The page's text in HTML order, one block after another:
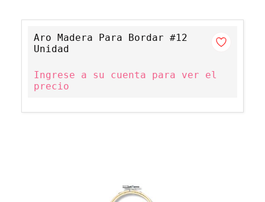
Aro Madera Para Bordar #12
Unidad
Ingrese a su cuenta para ver el
precio